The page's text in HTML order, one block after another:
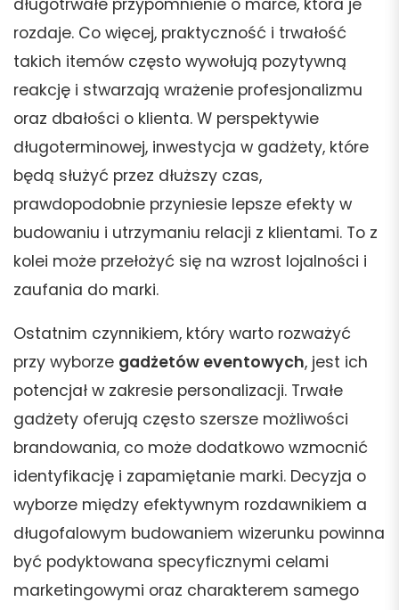
rozdaje. Co więcej, praktyczność i trwałość
takich itemów często wywołują pozytywną
reakcję i stwarzają wrażenie profesjonalizmu
oraz dbałości o klienta. W perspektywie
długoterminowej, inwestycja w gadżety, które
będą służyć przez dłuższy czas,
prawdopodobnie przyniesie lepsze efekty w
budowaniu i utrzymaniu relacji z klientami. To z
kolei może przełożyć się na wzrost lojalności i
zaufania do marki.
Ostatnim czynnikiem, który warto rozważyć
przy wyborze gadżetów eventowych, jest ich
potencjał w zakresie personalizacji. Trwałe
gadżety oferują często szersze możliwości
brandowania, co może dodatkowo wzmocnić
identyfikację i zapamiętanie marki. Decyzja o
wyborze między efektywnym rozdawnikiem a
długofalowym budowaniem wizerunku powinna
być podyktowana specyficznymi celami
marketingowymi oraz charakterem samego